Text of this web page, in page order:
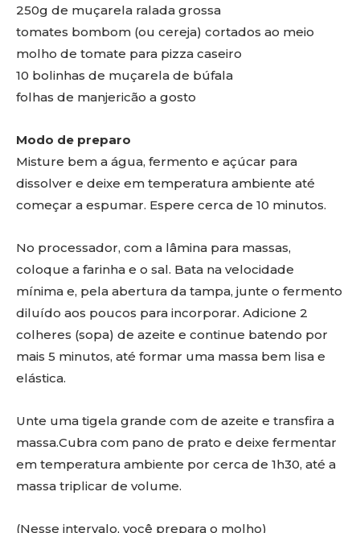
250g de muçarela ralada grossa
tomates bombom (ou cereja) cortados ao meio
molho de tomate para pizza caseiro
10 bolinhas de muçarela de búfala
folhas de manjericão a gosto
Modo de preparo
Misture bem a água, fermento e açúcar para
dissolver e deixe em temperatura ambiente até
começar a espumar. Espere cerca de 10 minutos.
No processador, com a lâmina para massas,
coloque a farinha e o sal. Bata na velocidade
mínima e, pela abertura da tampa, junte o fermento
diluído aos poucos para incorporar. Adicione 2
colheres (sopa) de azeite e continue batendo por
mais 5 minutos, até formar uma massa bem lisa e
elástica.
Unte uma tigela grande com de azeite e transfira a
massa.Cubra com pano de prato e deixe fermentar
em temperatura ambiente por cerca de 1h30, até a
massa triplicar de volume.
(Nesse intervalo, você prepara o molho)